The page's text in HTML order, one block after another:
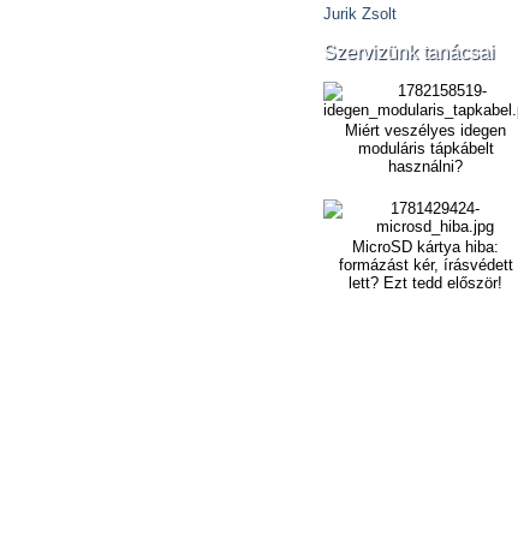
Jurik Zsolt
Szervizünk tanácsai
Miért veszélyes idegen
moduláris tápkábelt
használni?
MicroSD kártya hiba:
formázást kér, írásvédett
lett? Ezt tedd először!